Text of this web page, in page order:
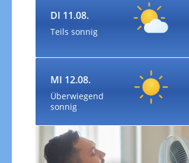
DI 11.08.
Teils sonnig
MI 12.08.
Überwiegend
sonnig